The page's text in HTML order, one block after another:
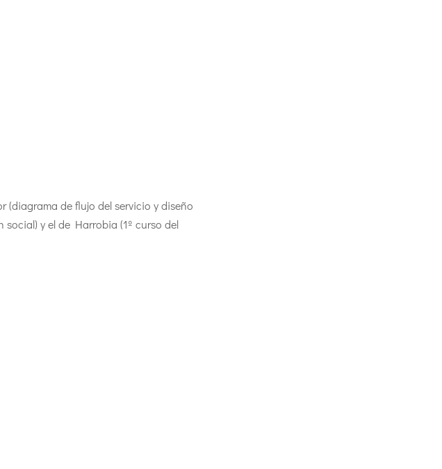
(diagrama de flujo del servicio y diseño
social) y el de Harrobia (1º curso del